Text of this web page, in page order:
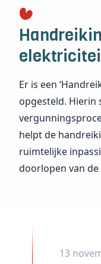
Er is een
opgesteld. Hierin
helpt de
ruimtelijke
doorlopen van
13